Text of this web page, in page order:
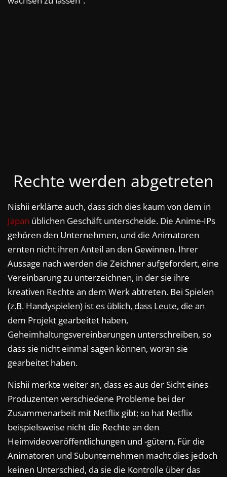
Rechte werden abgetreten
Nishii erklärte auch, dass sich dies kaum von dem in
Japan üblichen Geschäft unterscheide. Die Anime-IPs
gehören den Unternehmen, und die Animatoren
ernten nicht ihren Anteil an den Gewinnen. Ihrer
Aussage nach werden die Zeichner aufgefordert, eine
Vereinbarung zu unterzeichnen, in der sie ihre
kreativen Rechte an dem Werk abtreten. Bei Spielen
(z.B. Handyspielen) ist es üblich, dass Leute, die an
dem Projekt gearbeitet haben,
Geheimhaltungsvereinbarungen unterschreiben, so
dass sie nicht einmal sagen können, woran sie
gearbeitet haben.
Nishii merkte weiter an, dass es aus der Sicht eines
Produzenten verschiedene Probleme bei der
Zusammenarbeit mit Netflix gibt; so hat Netflix
beispielsweise nicht die Rechte an den
Heimvideoveröffentlichungen und -gütern. Für die
Animatoren und Subunternehmen macht dies jedoch
keinen Unterschied, da sie die Kontrolle über das